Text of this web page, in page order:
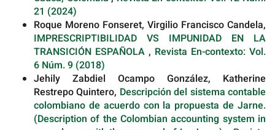
21 (2024)
Roque Moreno Fonseret, Virgilio Francisco Candela,
IMPRESCRIPTIBILIDAD VS IMPUNIDAD EN LA
TRANSICIÓN ESPAÑOLA , Revista En-contexto: Vol.
6 Núm. 9 (2018)
Jehily Zabdiel Ocampo González, Katherine
Restrepo Quintero, Descripción del sistema contable
colombiano de acuerdo con la propuesta de Jarne.
(Description of the Colombian accounting system in